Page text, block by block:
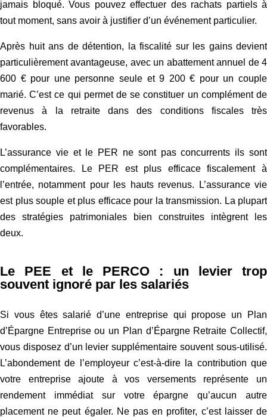
jamais bloqué. Vous pouvez effectuer des rachats partiels à
tout moment, sans avoir à justifier d’un événement particulier.
Après huit ans de détention, la fiscalité sur les gains devient
particulièrement avantageuse, avec un abattement annuel de 4
600 € pour une personne seule et 9 200 € pour un couple
marié. C’est ce qui permet de se constituer un complément de
revenus à la retraite dans des conditions fiscales très
favorables.
L’assurance vie et le PER ne sont pas concurrents ils sont
complémentaires. Le PER est plus efficace fiscalement à
l’entrée, notamment pour les hauts revenus. L’assurance vie
est plus souple et plus efficace pour la transmission. La plupart
des stratégies patrimoniales bien construites intègrent les
deux.
Le PEE et le PERCO : un levier trop
souvent ignoré par les salariés
Si vous êtes salarié d’une entreprise qui propose un Plan
d’Épargne Entreprise ou un Plan d’Épargne Retraite Collectif,
vous disposez d’un levier supplémentaire souvent sous-utilisé.
L’abondement de l’employeur c’est-à-dire la contribution que
votre entreprise ajoute à vos versements représente un
rendement immédiat sur votre épargne qu’aucun autre
placement ne peut égaler. Ne pas en profiter, c’est laisser de